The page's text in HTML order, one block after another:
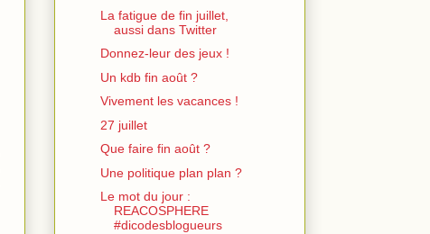
La fatigue de fin juillet,
aussi dans Twitter
Donnez-leur des jeux !
Un kdb fin août ?
Vivement les vacances !
27 juillet
Que faire fin août ?
Une politique plan plan ?
Le mot du jour :
REACOSPHERE
#dicodesblogueurs